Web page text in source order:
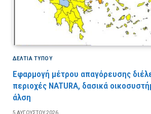
ΔΕΛΤΙΑ ΤΥΠΟΥ
Εφαρμογή μέτρου απαγόρευσης
περιοχές NATURA, δασικά
άλση